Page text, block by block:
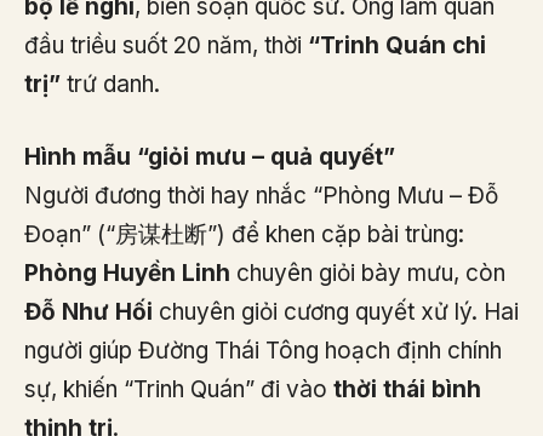
bộ lễ nghi, biên soạn quốc sử. Ông làm quan
đầu triều suốt 20 năm, thời “Trinh Quán chi
trị” trứ danh.
Hình mẫu “giỏi mưu – quả quyết”
Người đương thời hay nhắc “Phòng Mưu – Đỗ
Đoạn” (“房谋杜断”) để khen cặp bài trùng:
Phòng Huyền Linh chuyên giỏi bày mưu, còn
Đỗ Như Hối chuyên giỏi cương quyết xử lý. Hai
người giúp Đường Thái Tông hoạch định chính
sự, khiến “Trinh Quán” đi vào thời thái bình
thịnh trị.